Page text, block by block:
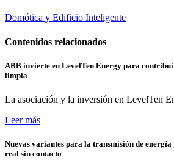
Domótica y Edificio Inteligente
Contenidos relacionados
ABB invierte en LevelTen Energy para
limpia
La asociación y la inversión en LevelTen
Leer más
Nuevas variantes para la transmisión de energía
real sin contacto